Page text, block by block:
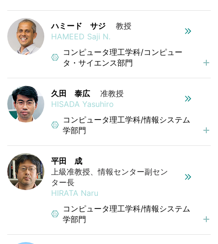
ハミード サジ
教授
HAMEED Saji N.
コンピュータ理工学科/コンピュー
タ・サイエンス部門
久田 泰広
准教授
HISADA Yasuhiro
コンピュータ理工学科/情報システム
学部門
平田 成
上級准教授、情報センター副セン
ター長
HIRATA Naru
コンピュータ理工学科/情報システム
学部門